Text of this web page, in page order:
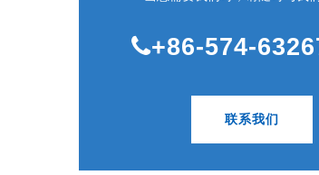
+86-574-
联系我们